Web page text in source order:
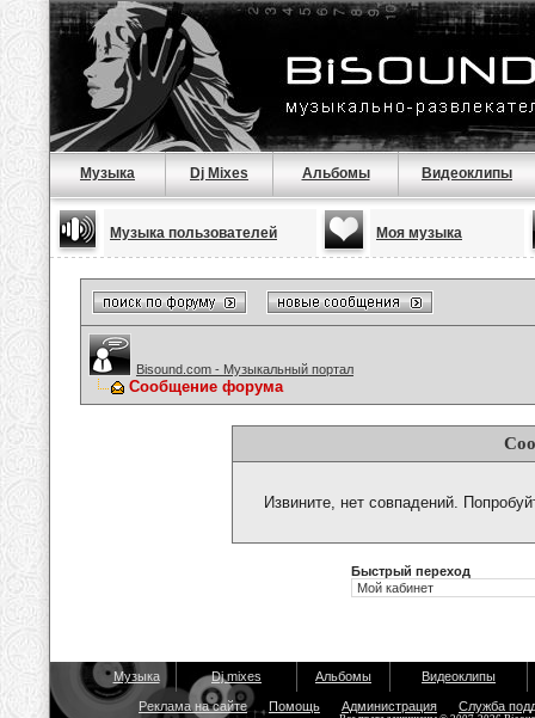
Музыка Dj Mixes Альбомы Видеоклипы
Музыка пользователей Моя музыка
Bisound.com - Музыкальный портал
Сообщение форума
Извините, нет совпадений.
Быстрый переход
Музыка Dj mixes Альбомы Видеоклипы
Реклама на сайте Помощь Администрация Служба